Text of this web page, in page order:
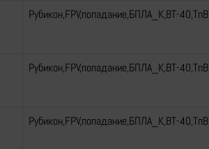
Рубикон,FPV,попадание,БПЛА_К,ВТ-40,ТпВ
Рубикон,FPV,попадание,БПЛА_К,ВТ-40,ТпВ
Рубикон,FPV,попадание,БПЛА_К,ВТ-40,ТпВ